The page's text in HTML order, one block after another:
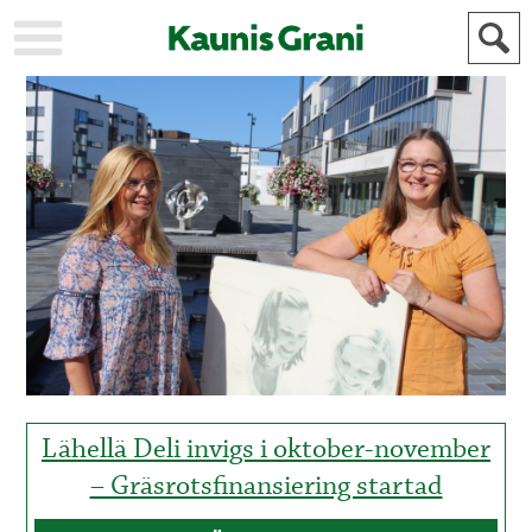
KAUPUNKI
STADEN
AJANKOHTAISTA
AKTUELLT
URHEILU
IDROTT
KULTTUURI
KULTUR
HISTORIA
HISTORIA
YLEINEN
ALLMÄN
MAINOSTAJILLE
FÖR
ANNONSÖRER
Lähellä Deli invigs i oktober-november
– Gräsrotsfinansiering startad